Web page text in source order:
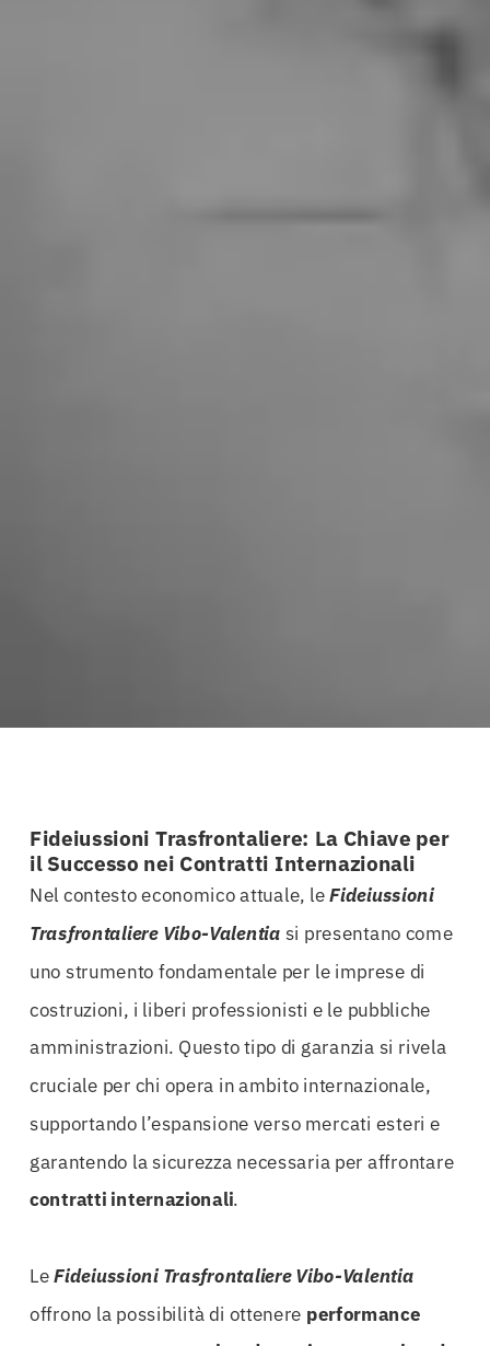
Fideiussioni Trasfrontaliere: La Chiave per
il Successo nei Contratti Internazionali
Nel contesto economico attuale, leFideiussioni
Trasfrontaliere Vibo-Valentia si presentano come
uno strumento fondamentale per le imprese di
costruzioni, i liberi professionisti e le pubbliche
amministrazioni. Questo tipo di garanzia si rivela
cruciale per chi opera in ambito internazionale,
supportando l’espansione verso mercati esteri e
garantendo la sicurezza necessaria per affrontare
contratti internazionali.
LeFideiussioni Trasfrontaliere Vibo-Valentia
offrono la possibilità di ottenere performance